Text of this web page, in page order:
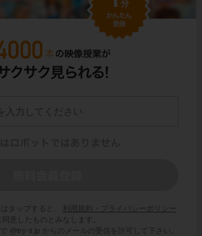
タップすると、
利用規約・プライバシーポリシー
同意したものとみなします。
@try-it.jp からのメールの受信を許可して下さい。